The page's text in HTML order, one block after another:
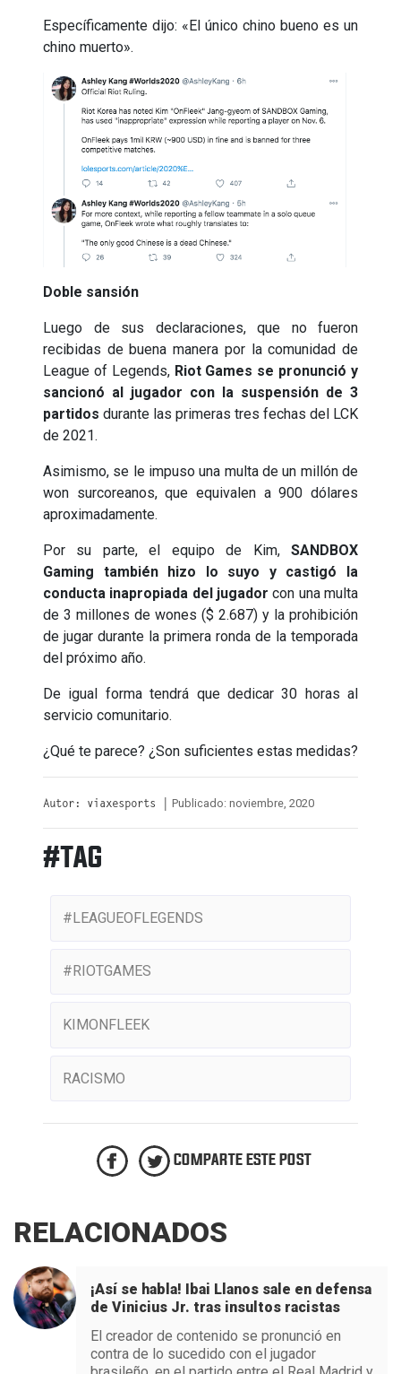
Específicamente dijo: «El único chino bueno es un
chino muerto».
Doble sansión
Luego de sus declaraciones, que no fueron
recibidas de buena manera por la comunidad de
League of Legends, Riot Games se pronunció y
sancionó al jugador con la suspensión de 3
partidos durante las primeras tres fechas del LCK
de 2021.
Asimismo, se le impuso una multa de un millón de
won surcoreanos, que equivalen a 900 dólares
aproximadamente.
Por su parte, el equipo de Kim, SANDBOX
Gaming también hizo lo suyo y castigó la
conducta inapropiada del jugador con una multa
de 3 millones de wones ($ 2.687) y la prohibición
de jugar durante la primera ronda de la temporada
del próximo año.
De igual forma tendrá que dedicar 30 horas al
servicio comunitario.
¿Qué te parece? ¿Son suficientes estas medidas?
Autor: viaxesports | Publicado: noviembre, 2020
#TAG
#LEAGUEOFLEGENDS
#RIOTGAMES
KIMONFLEEK
RACISMO
COMPARTE ESTE POST
RELACIONADOS
¡Así se habla! Ibai Llanos sale en defensa
de Vinicius Jr. tras insultos racistas
El creador de contenido se pronunció en
contra de lo sucedido con el jugador